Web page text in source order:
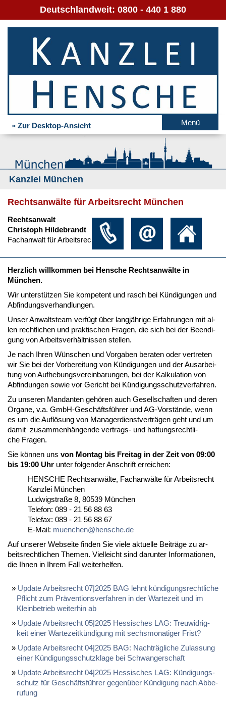
Deutschlandweit: 0800 - 440 1 880
» Zur Desktop-Ansicht Menü
Kanzlei München
Rechtsanwälte für Arbeitsrecht München
Rechtsanwalt
Christoph Hildebrandt
Fachanwalt für Arbeitsrecht
Herz­lich will­kom­men bei Hen­sche Rechts­anwälte in
München.
Wir un­terstützen Sie kom­pe­tent und rasch bei Kündi­gun­gen und
Ab­fin­dungs­ver­hand­lun­gen.
Un­ser An­walts­team verfügt über langjähri­ge Er­fah­run­gen mit al­
len recht­li­chen und prak­ti­schen Fra­gen, die sich bei der Be­en­di­
gung von Ar­beits­verhält­nis­sen stel­len.
Je nach Ih­ren Wünschen und Vor­ga­ben be­ra­ten oder ver­tre­ten
wir Sie bei der Vor­be­rei­tung von Kündi­gun­gen und der Aus­ar­bei­
tung von Auf­he­bungs­ver­ein­ba­run­gen, bei der Kal­ku­la­ti­on von
Ab­fin­dun­gen so­wie vor Ge­richt bei Kündi­gungs­schutz­ver­fah­ren.
Zu un­se­ren Man­dan­ten gehören auch Ge­sell­schaf­ten und de­ren
Or­ga­ne, v.a. GmbH-Geschäftsführer und AG-Vorstände, wenn
es um die Auflösung von Ma­na­ger­dienst­verträgen geht und um
da­mit zu­sam­menhängen­de ver­trags- und haf­tungs­recht­li­
che Fra­gen.
Sie können uns von Mon­tag bis Frei­tag in der Zeit von 09:00
bis 19:00 Uhr un­ter fol­gen­der An­schrift er­rei­chen:
HENSCHE Rechts­anwälte, Fach­anwälte für Ar­beits­recht
Kanz­lei München
Lud­wig­s­traße 8, 80539 München
Te­le­fon: 089 - 21 56 88 63
Te­le­fax: 089 - 21 56 88 67
E-Mail: mu­en­chen@hen­sche.de
Auf un­se­rer Web­sei­te fin­den Sie vie­le ak­tu­el­le Beiträge zu ar­
beits­recht­li­chen The­men. Viel­leicht sind dar­un­ter In­for­ma­tio­nen,
die Ih­nen in Ih­rem Fall wei­ter­hel­fen.
Up­date Ar­beits­recht 07|2025 BAG lehnt kündi­gungs­recht­li­che
Pflicht zum Präven­ti­ons­ver­fah­ren in der War­te­zeit und im
Klein­be­trieb wei­ter­hin ab
Up­date Ar­beits­recht 05|2025 Hes­si­sches LAG: Treu­wid­rig­
keit ei­ner War­te­zeitkündi­gung mit sechs­mo­na­ti­ger Frist?
Up­date Ar­beits­recht 04|2025 BAG: Nachträgli­che Zu­las­sung
ei­ner Kündi­gungs­schutz­kla­ge bei Schwan­ger­schaft
Up­date Ar­beits­recht 04|2025 Hes­si­sches LAG: Kündi­gungs­
schutz für Geschäftsführer ge­genüber Kündi­gung nach Ab­be­
ru­fung